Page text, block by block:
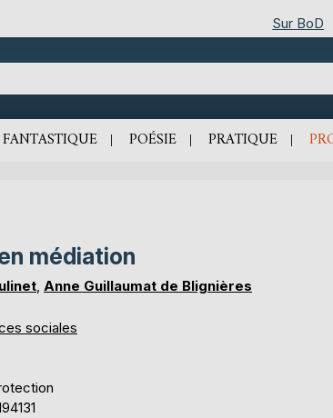
Sur BoD
FANTASTIQUE POÉSIE PRATIQUE
médiation
, Anne Guillaumat de Blignières
sociales